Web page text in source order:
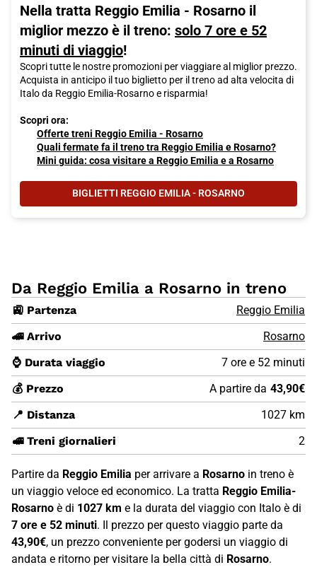
Nella tratta Reggio Emilia - Rosarno il
miglior mezzo è il treno: solo 7 ore e 52
minuti di viaggio!
Scopri tutte le nostre promozioni per viaggiare al miglior prezzo.
Acquista in anticipo il tuo biglietto per il treno ad alta velocita di
Italo da Reggio Emilia-Rosarno e risparmia!
Scopri ora:
Offerte treni Reggio Emilia - Rosarno
Quali fermate fa il treno tra Reggio Emilia e Rosarno?
Mini guida: cosa visitare a Reggio Emilia e a Rosarno
BIGLIETTI REGGIO EMILIA - ROSARNO
Da Reggio Emilia a Rosarno in treno
🚉 Partenza
Reggio Emilia
🚄 Arrivo
Rosarno
⌚ Durata viaggio
7 ore e 52 minuti
💰 Prezzo
A partire da 43,90€
📍 Distanza
1027 km
🚅 Treni giornalieri
2
Partire da Reggio Emilia per arrivare a Rosarno in treno è
un viaggio veloce ed economico. La tratta Reggio Emilia-
Rosarno è di 1027 km e la durata del viaggio con Italo è di
7 ore e 52 minuti. Il prezzo per questo viaggio parte da
43,90€, un prezzo conveniente per godersi un viaggio di
andata e ritorno per visitare la bella città di Rosarno.